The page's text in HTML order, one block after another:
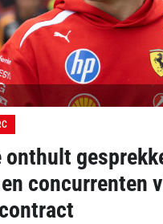
onthult
concurrenten